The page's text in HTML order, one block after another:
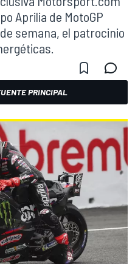
Aprilia de MotoGP
semana, el patrocinio
PRINCIPAL